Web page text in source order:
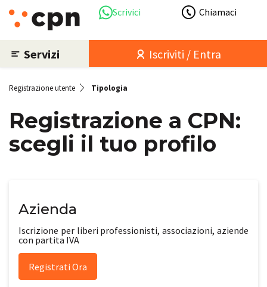
Scrivici Chiamaci
Servizi Iscriviti / Entra
Registrazione utente Tipologia
Registrazione a CPN:
scegli il tuo profilo
Azienda
Iscrizione per liberi professionisti, associazioni, aziende
con partita IVA
Registrati Ora